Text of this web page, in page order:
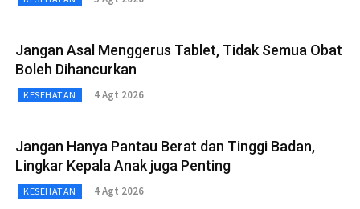
Jangan Asal Menggerus Tablet, Tidak Semua Obat
Boleh Dihancurkan
KESEHATAN 4 Agt 2026
Jangan Hanya Pantau Berat dan Tinggi Badan,
Lingkar Kepala Anak juga Penting
KESEHATAN 4 Agt 2026